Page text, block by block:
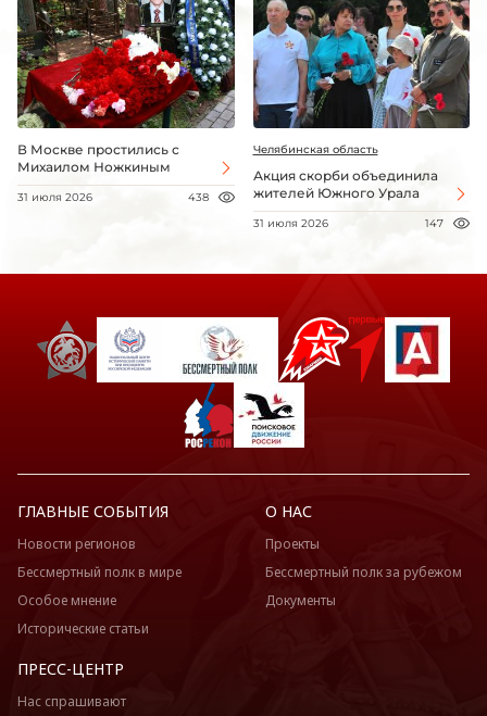
В Москве простились с
Михаилом Ножкиным
31 июля 2026 438
Челябинская область
Акция скорби объединила
жителей Южного Урала
31 июля 2026 147
ГЛАВНЫЕ СОБЫТИЯ
Новости регионов
Бессмертный полк в мире
Особое мнение
Исторические статьи
О НАС
Проекты
Бессмертный полк за рубежом
Документы
ПРЕСС-ЦЕНТР
Нас спрашивают